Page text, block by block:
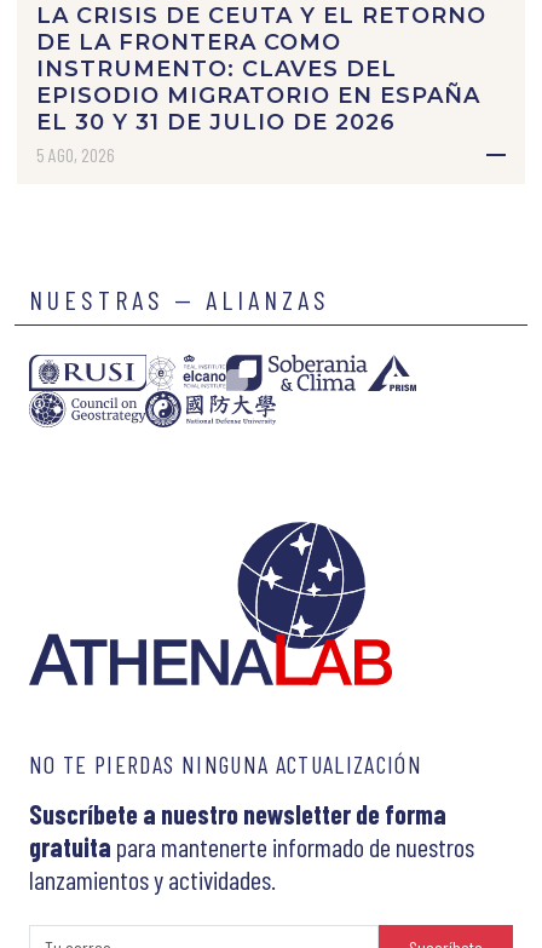
LA CRISIS DE CEUTA Y EL RETORNO
DE LA FRONTERA COMO
INSTRUMENTO: CLAVES DEL
EPISODIO MIGRATORIO EN ESPAÑA
EL 30 Y 31 DE JULIO DE 2026
5 AGO, 2026
NUESTRAS — ALIANZAS
NO TE PIERDAS NINGUNA ACTUALIZACIÓN
Suscríbete a nuestro newsletter de forma
gratuita para mantenerte informado de nuestros
lanzamientos y actividades.